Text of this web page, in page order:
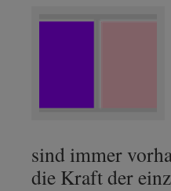
sind immer
die Kraft der